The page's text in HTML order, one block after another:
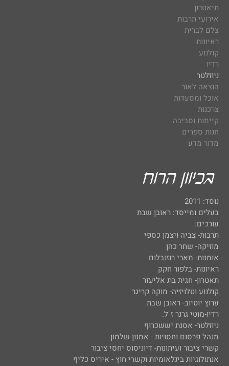
תיאטרון
אירועי תרבות
צלם לברית
ראיונות
קולנוע
רדיו
ניוזלטר
הוצאה לאור
אוכל ומסעדות
צרכנות
קיימות וסביבה
חנות ספרים
מדור מדע
נוסד: 2011
בעלים ומייסד: ראובן שבת
עורכים:
תרבות- צביה ויצמן כספי
מוזיקה- שחר כהן
אומנות- מארי רוזנבלום
ראיונות- בלפור חקק
תאטרון- חגית בת אליעזר
קולנוע וטלויזיה- מוקה קריגר
ערוץ יוטיוב- ראובן שבת
רדיו-מוטי גרנר ז"ל.
ניוזלטר- אסנת יששכרוף
מנהל פרסום וחסויות - אמנון שלמון
קשרי ציבור ועיתונות- דיוניסוס יחסי ציבור
אנתולוגיות בינלאומיות וקשרי חוץ - איריס כליף